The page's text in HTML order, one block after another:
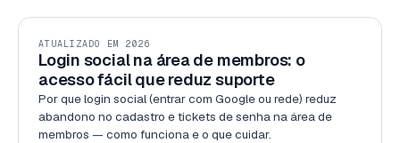
USABILIDADE
ATUALIZADO EM 2026
Login social na área de membros: o
acesso fácil que reduz suporte
Por que login social (entrar com Google ou rede) reduz
abandono no cadastro e tickets de senha na área de
membros — como funciona e o que cuidar.